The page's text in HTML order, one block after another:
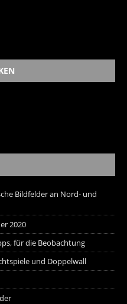
Bildfelder an Nord- und
2020
für die Beobachtung
und Doppelwall